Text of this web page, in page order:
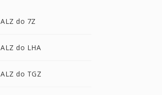
ALZ do 7Z
ALZ do LHA
ALZ do TGZ